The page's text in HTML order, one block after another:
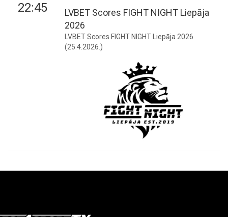
22:45
LVBET Scores FIGHT NIGHT Liepāja
2026
LVBET Scores FIGHT NIGHT Liepāja 2026
(25.4.2026.)